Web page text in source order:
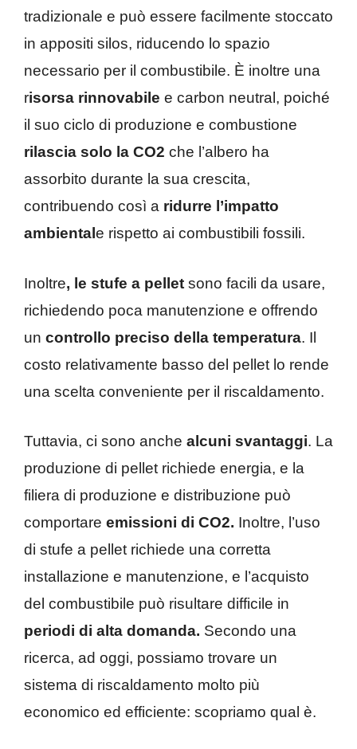
tradizionale e può essere facilmente stoccato
in appositi silos, riducendo lo spazio
necessario per il combustibile. È inoltre una
risorsa rinnovabile e carbon neutral, poiché
il suo ciclo di produzione e combustione
rilascia solo la CO2 che l’albero ha
assorbito durante la sua crescita,
contribuendo così a ridurre l’impatto
ambiental e rispetto ai combustibili fossili.
Inoltre, le stufe a pellet sono facili da usare,
richiedendo poca manutenzione e offrendo
un controllo preciso della temperatura. Il
costo relativamente basso del pellet lo rende
una scelta conveniente per il riscaldamento.
Tuttavia, ci sono anche alcuni svantaggi. La
produzione di pellet richiede energia, e la
filiera di produzione e distribuzione può
comportare emissioni di CO2. Inoltre, l’uso
di stufe a pellet richiede una corretta
installazione e manutenzione, e l’acquisto
del combustibile può risultare difficile in
periodi di alta domanda. Secondo una
ricerca, ad oggi, possiamo trovare un
sistema di riscaldamento molto più
economico ed efficiente: scopriamo qual è.